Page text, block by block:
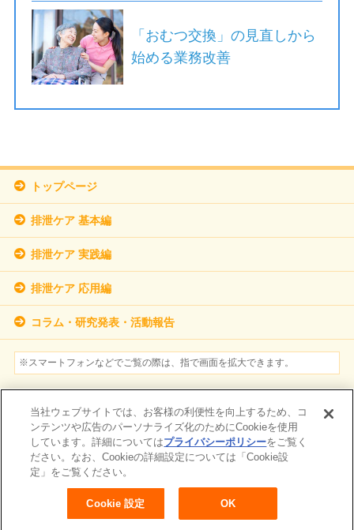
「おむつ交換」の見直しから
始める業務改善
トップページ
排泄ケア 基本編
排泄ケア 実践編
排泄ケア 応用編
コラム・研究発表・活動報告
※スマートフォンなどでご覧の際は、指で画面を拡大できます。
参考文献
個人情報保護方針について
サイトマップ
お問い合わせ
障がいの表記について
当社ウェブサイトでは、お客様の利便性を向上するため、コ
ンテンツや広告のパーソナライズ化のためにCookieを使用
しています。詳細についてはプライバシーポリシーをご覧く
ださい。なお、Cookieの詳細設定については「Cookie設
定」をご覧ください。
Cookie 設定 OK